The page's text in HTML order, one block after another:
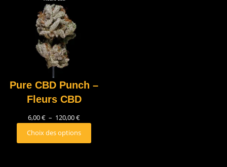
Pure CBD Punch –
Fleurs CBD
6,00€ – 120,00€
Choix des options